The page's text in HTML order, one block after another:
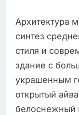
Архитектура
синтез
стиля и
здание с
украшенным
открытый
белоснежный